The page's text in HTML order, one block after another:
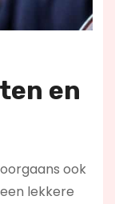
en
ook
lekkere